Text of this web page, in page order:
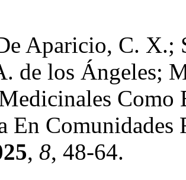
Aparicio, C. X.;
de los Ángeles;
Como
En
, 8, 48-64.